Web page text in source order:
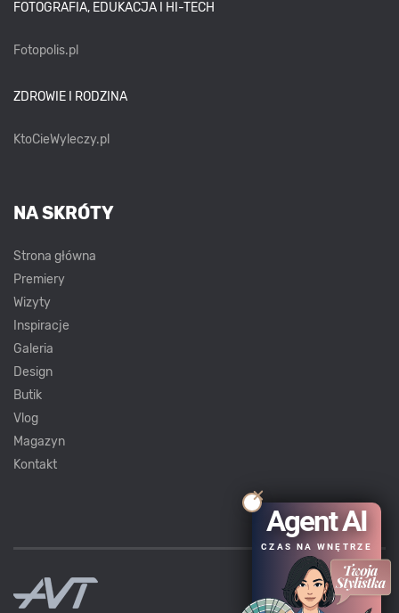
FOTOGRAFIA, EDUKACJA I HI-TECH
Fotopolis.pl
ZDROWIE I RODZINA
KtoCieWyleczy.pl
NA SKRÓTY
Strona główna
Premiery
Wizyty
Inspiracje
Galeria
Design
Butik
Vlog
Magazyn
Kontakt
Agent AI
CZAS NA WNĘTRZE